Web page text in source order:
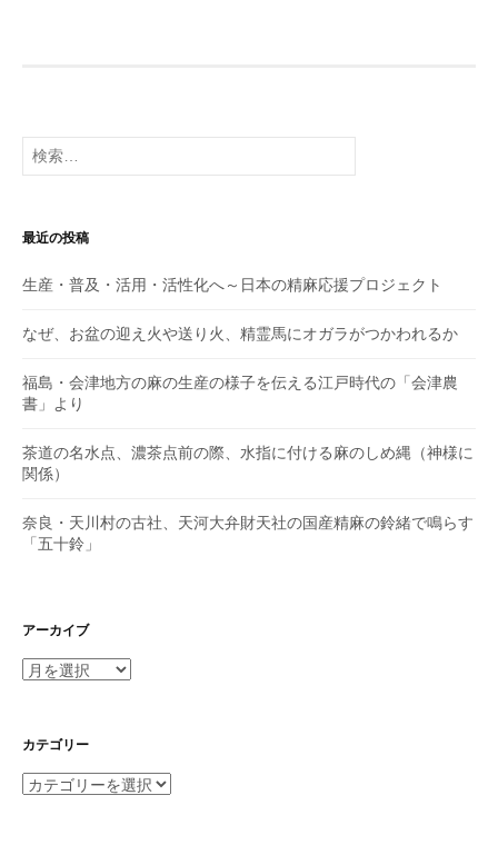
シ
ョ
ン
検
索:
最近の投稿
生産・普及・活用・活性化へ～日本の精麻応援プロジェクト
なぜ、お盆の迎え火や送り火、精霊馬にオガラがつかわれるか
福島・会津地方の麻の生産の様子を伝える江戸時代の「会津農
書」より
茶道の名水点、濃茶点前の際、水指に付ける麻のしめ縄（神様に
関係）
奈良・天川村の古社、天河大弁財天社の国産精麻の鈴緒で鳴らす
「五十鈴」
アーカイブ
ア
イ
カテゴリー
カ